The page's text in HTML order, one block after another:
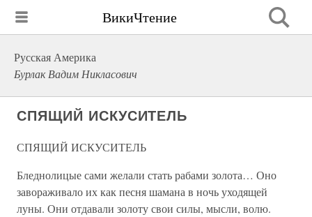
ВикиЧтение
Русская Америка
Бурлак Вадим Никласович
СПЯЩИЙ ИСКУСИТЕЛЬ
СПЯЩИЙ ИСКУСИТЕЛЬ
Бледнолицые сами желали стать рабами золота… Оно
завораживало их как песня шамана в ночь уходящей
луны. Они отдавали золоту свои силы, мысли, волю.